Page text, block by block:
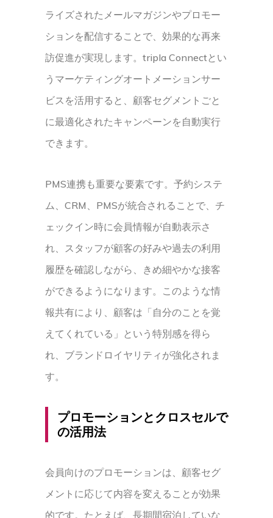
ライズされたメールマガジンやプロモー
ションを配信することで、効果的な再来
訪促進が実現します。tripla Connectとい
うマーケティングオートメーションサー
ビスを活用すると、顧客セグメントごと
に最適化されたキャンペーンを自動実行
できます。
PMS連携も重要な要素です。予約システ
ム、CRM、PMSが統合されることで、チ
ェックイン時に会員情報が自動表示さ
れ、スタッフが顧客の好みや過去の利用
履歴を確認しながら、きめ細やかな接客
ができるようになります。このような情
報共有により、顧客は「自分のことを覚
えてくれている」という特別感を得ら
れ、ブランドロイヤリティが強化されま
す。
プロモーションとクロスセルで
の活用法
会員向けのプロモーションは、顧客セグ
メントに応じて内容を変えることが効果
的です。たとえば、長期間宿泊していな